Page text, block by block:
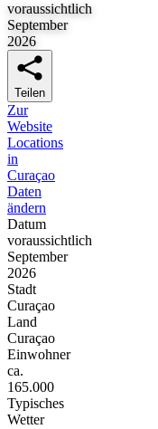
voraussichtlich
September
2026
Teilen
Zur
Website
Locations
in
Curaçao
Daten
ändern
Datum
voraussichtlich
September
2026
Stadt
Curaçao
Land
Curaçao
Einwohner
ca.
165.000
Typisches
Wetter